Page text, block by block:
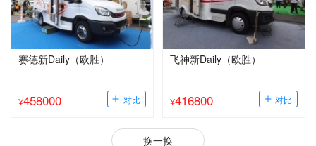
赛德新Daily（欧胜）
¥458000
飞神新Daily（欧胜）
¥416800
换一换